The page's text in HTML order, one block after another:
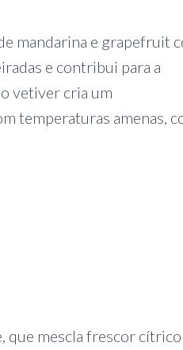
mandarina e grapefruit
e contribui para a
vetiver cria um
temperaturas amenas,
que mescla frescor